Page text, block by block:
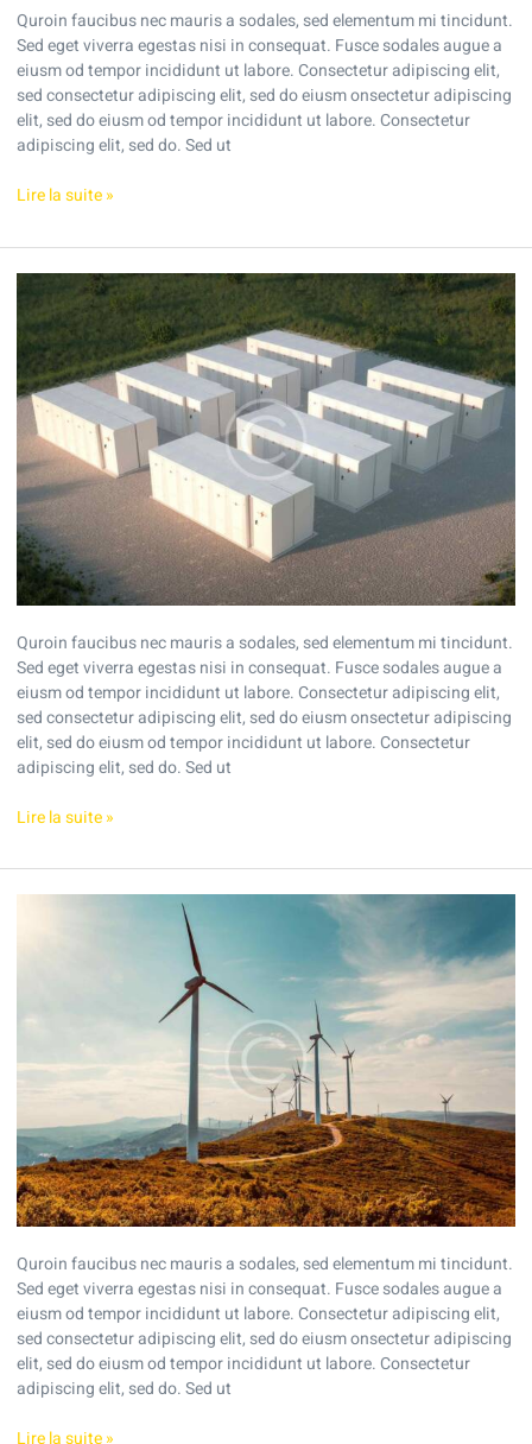
Quroin faucibus nec mauris a sodales, sed elementum mi tincidunt.
Sed eget viverra egestas nisi in consequat. Fusce sodales augue a
eiusm od tempor incididunt ut labore. Consectetur adipiscing elit,
sed consectetur adipiscing elit, sed do eiusm onsectetur adipiscing
elit, sed do eiusm od tempor incididunt ut labore. Consectetur
adipiscing elit, sed do. Sed ut
Lire la suite »
Quroin faucibus nec mauris a sodales, sed elementum mi tincidunt.
Sed eget viverra egestas nisi in consequat. Fusce sodales augue a
eiusm od tempor incididunt ut labore. Consectetur adipiscing elit,
sed consectetur adipiscing elit, sed do eiusm onsectetur adipiscing
elit, sed do eiusm od tempor incididunt ut labore. Consectetur
adipiscing elit, sed do. Sed ut
solar
batteries
worth
the
investment?
Lire la suite »
Quroin faucibus nec mauris a sodales, sed elementum mi tincidunt.
Sed eget viverra egestas nisi in consequat. Fusce sodales augue a
eiusm od tempor incididunt ut labore. Consectetur adipiscing elit,
sed consectetur adipiscing elit, sed do eiusm onsectetur adipiscing
elit, sed do eiusm od tempor incididunt ut labore. Consectetur
adipiscing elit, sed do. Sed ut
company
Lire la suite »